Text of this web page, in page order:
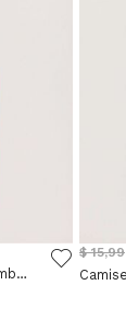
Camiseta Texturizada con Detalle en Hombros - Deportivo
$ 15,99